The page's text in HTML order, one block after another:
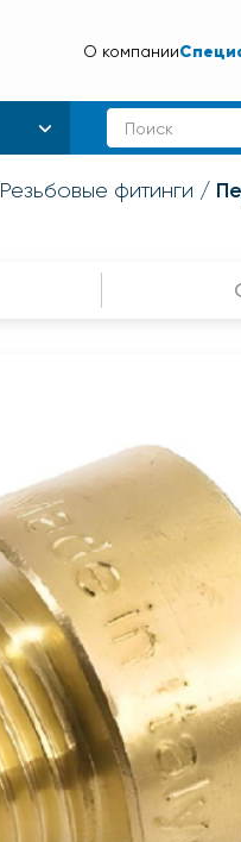
О компании
Резьбовые фитинги